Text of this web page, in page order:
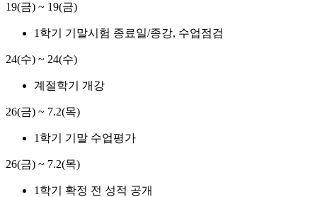
19(금) ~ 19(금)
1학기 기말시험 종료일/종강, 수업점검
24(수) ~ 24(수)
계절학기 개강
26(금) ~ 7.2(목)
1학기 기말 수업평가
26(금) ~ 7.2(목)
1학기 확정 전 성적 공개